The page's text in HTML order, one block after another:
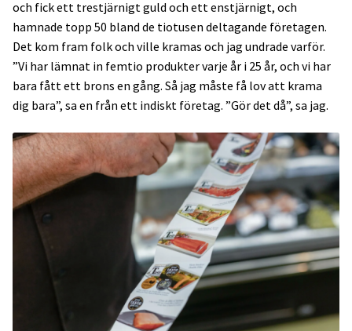
och fick ett trestjärnigt guld och ett enstjärnigt, och
hamnade topp 50 bland de tiotusen deltagande företagen.
Det kom fram folk och ville kramas och jag undrade varför.
”Vi har lämnat in femtio produkter varje år i 25 år, och vi har
bara fått ett brons en gång. Så jag måste få lov att krama
dig bara”, sa en från ett indiskt företag. ”Gör det då”, sa jag.